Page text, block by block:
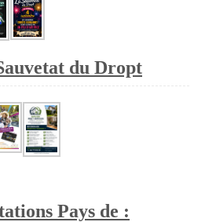
du Dropt
Pays de :